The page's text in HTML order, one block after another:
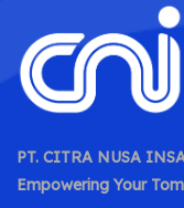
PT. CITRA NUSA
Empowering Your